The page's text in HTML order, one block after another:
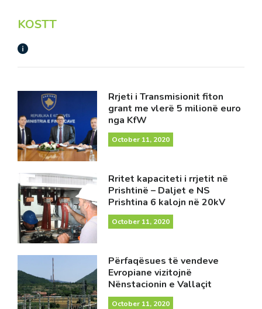
KOSTT
Rrjeti i Transmisionit fiton
grant me vlerë 5 milionë euro
nga KfW
October 11, 2020
Rritet kapaciteti i rrjetit në
Prishtinë – Daljet e NS
Prishtina 6 kalojn në 20kV
October 11, 2020
Përfaqësues të vendeve
Evropiane vizitojnë
Nënstacionin e Vallaçit
October 11, 2020